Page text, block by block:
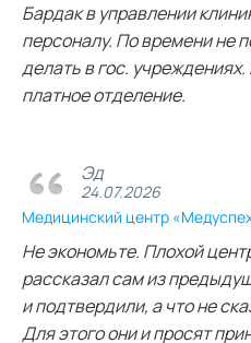
Бардак в управлении
персоналу. По времени не
делать в гос.
платное отделение.
Эд
24.07.2026
Медицинский центр
Не экономьте. Плохой
рассказал сам из
и подтвердили, а что не
Для этого они и просят